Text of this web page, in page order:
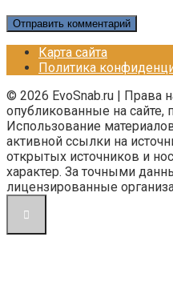
Карта сайта
Политика
© 2026 EvoSnab.ru | Права
опубликованные на сайте,
Использование
активной ссылки на
открытых источников и
характер. За точными
лицензированные